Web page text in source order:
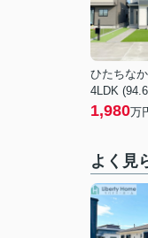
ひたちな
4LDK
1,980万
よく見